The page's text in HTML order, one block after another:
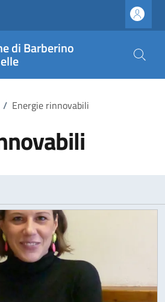
di Barberino
/ Energie rinnovabili